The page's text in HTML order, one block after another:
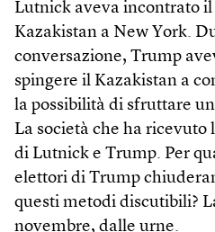
Lutnick aveva incontrato
Kazakistan a New York.
conversazione, Trump
spingere il Kazakistan a
la possibilità di sfruttare
La società che ha ricevuto
di Lutnick e Trump. Per
elettori di Trump
questi metodi discutibili?
novembre, dalle urne.